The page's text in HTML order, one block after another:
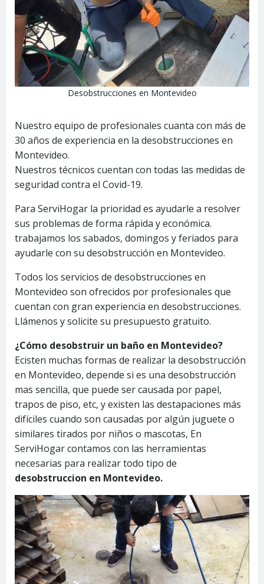
Desobstrucciones en Montevideo
Nuestro equipo de profesionales cuanta con más de
30 años de experiencia en la desobstrucciones en
Montevideo.
Nuestros técnicos cuentan con todas las medidas de
seguridad contra el Covid-19.
Para ServiHogar la prioridad es ayudarle a resolver
sus problemas de forma rápida y económica.
trabajamos los sabados, domingos y feriados para
ayudarle con su desobstrucción en Montevideo.
Todos los servicios de desobstrucciones en
Montevideo son ofrecidos por profesionales que
cuentan con gran experiencia en desobstrucciones.
Llámenos y solicite su presupuesto gratuito.
¿Cómo desobstruir un baño en Montevideo?
Ecisten muchas formas de realizar la desobstrucción
en Montevideo, depende si es una desobstrucción
mas sencilla, que puede ser causada por papel,
trapos de piso, etc, y existen las destapaciones más
difíciles cuando son causadas por algún juguete o
similares tirados por niños o mascotas, En
ServiHogar contamos con las herramientas
necesarias para realizar todo tipo de
desobstruccion en Montevideo.